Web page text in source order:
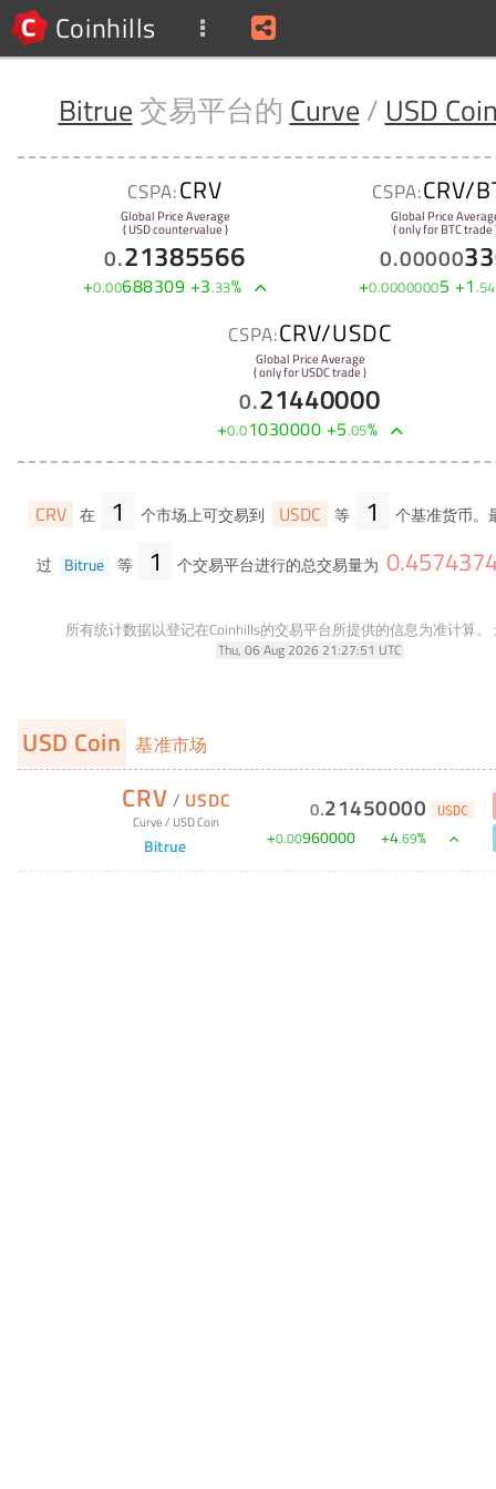
Coinhills
Bitrue 交易平台的 Curve / USD
CSPA:CRV
Global Price Average
( USD countervalue )
0.21385566
+0.00688309 +3.33%
CSPA:CRV/
Global Price
( only for BTC trade
0.00000
+0.00000005 +1.54
CSPA:CRV/USDC
Global Price Average
( only for USDC trade )
0.21440000
+0.01030000 +5.05%
CRV 在 1 个市场上可交易到 USDC 等 1 个基准货币。
过 Bitrue 等 1 个交易平台进行的总交易量为 0.
所有统计数据以登记在Coinhills的交易平台所提供的信息为准计算。
Thu, 06 Aug 2026 21:27:51 UTC
USD Coin 基准市场
CRV / USDC
Curve/ USD Coin
Bitrue
0.21450000 USDC
+0.00960000 +4.69%